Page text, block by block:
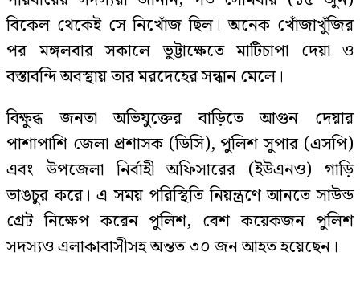
বিকেল থেকেই সে নিখোঁজ ছিল। অনেক খোঁজাখুঁজির
পর মঙ্গলবার সকালে ভুট্টাক্ষেতে মাটিচাপা দেয়া ও
বস্তাবন্দি অবস্থায় তার মরদেহের সন্ধান মেলে।
বিক্ষুব্ধ জনতা অভিযুক্তের বাড়িতে আগুন দেয়ার
পাশাপাশি জেলা প্রশাসক (ডিসি), পুলিশ সুপার (এসপি)
এবং উপজেলা নির্বাহী অফিসারের (ইউএনও) গাড়ি
ভাঙচুর করে। এ সময় পরিস্থিতি নিয়ন্ত্রণে আনতে সাউন্ড
গ্রেট নিক্ষেপ করেন পুলিশ, বেশ কয়েকজন পুলিশ
সদস্যও এলাকাবাসীসহ অন্তত ৩০ জন আহত হয়েছেন।